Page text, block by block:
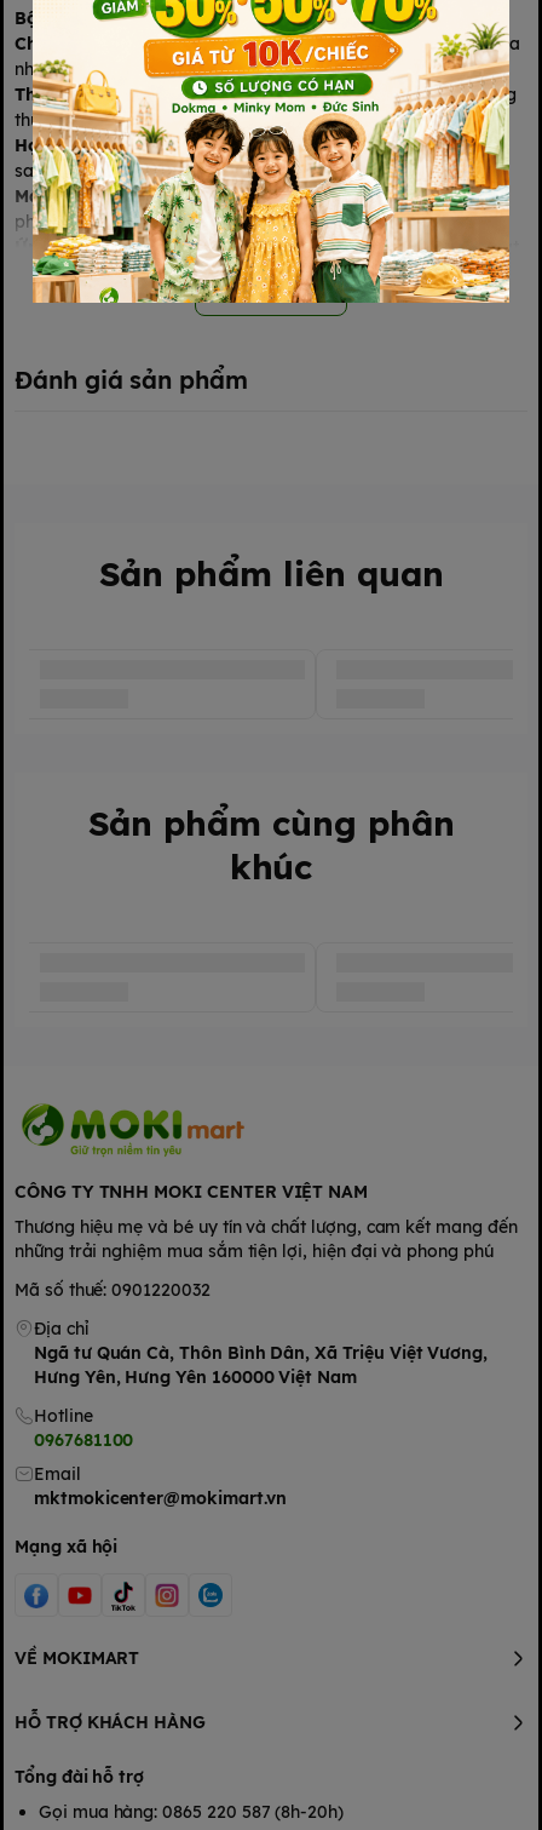
Bộ Cộc Cài Vai Moon
Chất liệu
: Vải cotton mềm mại, thoáng khí, an toàn cho làn da
nhạy cảm của bé.
Thiết kế: Áo cộc tay, cài vai tiện lợi, kết hợp với quần đùi lưng
thun co giãn, dễ dàng thay đồ cho bé.
Họa tiết: In hình ngộ nghĩnh, đáng yêu như mặt trăng, ngôi
sao, giúp bé thêm phần dễ thương.
Màu sắc: Đa dạng màu sắc như hồng, xanh, vàng, dễ dàng
phối hợp với các phụ kiện khác.
Ứng dụng: Lý tưởng cho mùa hè, giữ bé luôn thoải mái và mát
mẻ.
Xem thêm
Đánh giá sản phẩm
Sản phẩm liên quan
Sản phẩm cùng phân
khúc
CÔNG TY TNHH MOKI CENTER VIỆT NAM
Thương hiệu mẹ và bé uy tín và chất lượng, cam kết mang đến
những trải nghiệm mua sắm tiện lợi, hiện đại và phong phú
Mã số thuế: 0901220032
Địa chỉ
Ngã tư Quán Cà, Thôn Bình Dân, Xã Triệu Việt Vương,
Hưng Yên, Hưng Yên 160000 Việt Nam
Hotline
0967681100
Email
mktmokicenter@mokimart.vn
Mạng xã hội
VỀ MOKIMART
HỖ TRỢ KHÁCH HÀNG
Tổng đài hỗ trợ
Gọi mua hàng: 0865 220 587 (8h-20h)